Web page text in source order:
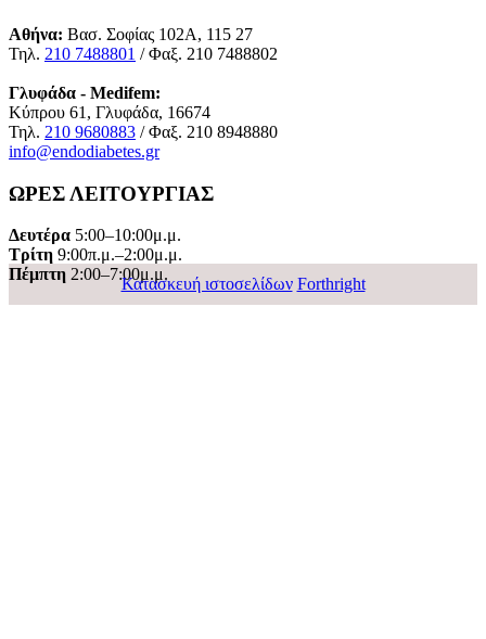
Αθήνα: Βασ. Σοφίας 102Α, 115 27
Τηλ. 210 7488801 / Φαξ. 210 7488802
Γλυφάδα - Medifem:
Κύπρου 61, Γλυφάδα, 16674
Τηλ. 210 9680883 / Φαξ. 210 8948880
info@endodiabetes.gr
ΩΡΕΣ ΛΕΙΤΟΥΡΓΙΑΣ
Δευτέρα 5:00–10:00μ.μ.
Τρίτη 9:00π.μ.–2:00μ.μ.
Πέμπτη 2:00–7:00μ.μ.
Κατασκευή ιστοσελίδων Forthright